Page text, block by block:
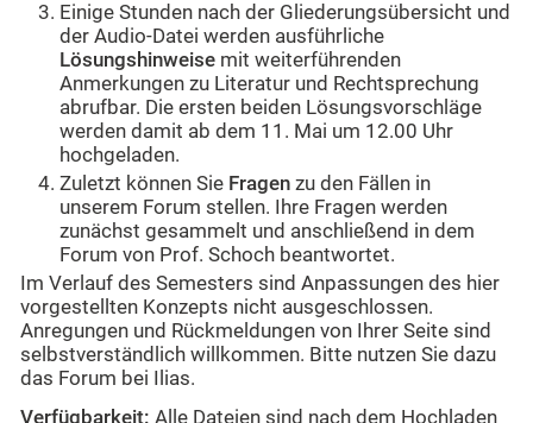
Einige Stunden nach der Gliederungsübersicht und
der Audio-Datei werden ausführliche
Lösungshinweise mit weiterführenden
Anmerkungen zu Literatur und Rechtsprechung
abrufbar. Die ersten beiden Lösungsvorschläge
werden damit ab dem 11. Mai um 12.00 Uhr
hochgeladen.
Zuletzt können Sie Fragen zu den Fällen in
unserem Forum stellen. Ihre Fragen werden
zunächst gesammelt und anschließend in dem
Forum von Prof. Schoch beantwortet.
Im Verlauf des Semesters sind Anpassungen des hier
vorgestellten Konzepts nicht ausgeschlossen.
Anregungen und Rückmeldungen von Ihrer Seite sind
selbstverständlich willkommen. Bitte nutzen Sie dazu
das Forum bei Ilias.
Verfügbarkeit: Alle Dateien sind nach dem Hochladen